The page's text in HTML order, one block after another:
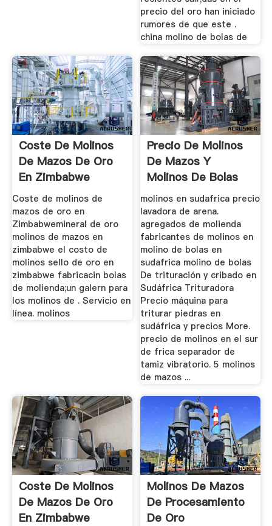
precio del oro han iniciado
rumores de que este .
china molino de bolas de
Coste De Molinos
De Mazos De Oro
En Zimbabwe
Coste de molinos de
mazos de oro en
Zimbabwemineral de oro
molinos de mazos en
zimbabwe el costo de
molinos sello de oro en
zimbabwe fabricacin bolas
de molienda;un galern para
los molinos de . Servicio en
línea. molinos
Precio De Molinos
De Mazos Y
Molinos De Bolas
molinos en sudafrica precio
lavadora de arena.
agregados de molienda
fabricantes de molinos en
molino de bolas en
sudafrica molino de bolas
De trituración y cribado en
Sudáfrica Trituradora
Precio máquina para
triturar piedras en
sudáfrica y precios More.
precio de molinos en el sur
de frica separador de
tamiz vibratorio. 5 molinos
de mazos ...
Coste De Molinos
De Mazos De Oro
En Zimbabwe
Molinos De Mazos
De Procesamiento
De Oro